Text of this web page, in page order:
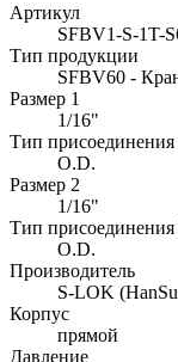
Артикул
SFBV1-S-1T-
Тип продукции
SFBV60 -
Размер 1
1/16"
Тип присоединения
O.D.
Размер 2
1/16"
Тип присоединения
O.D.
Производитель
S-LOK
Корпус
прямой
Давление